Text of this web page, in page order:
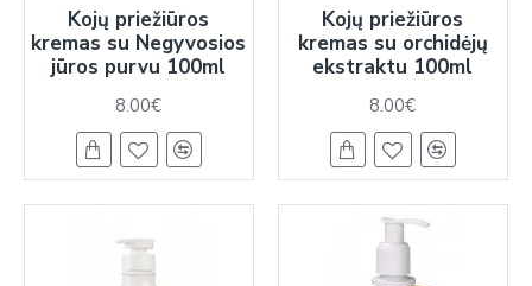
Kojų priežiūros
kremas su Negyvosios
jūros purvu 100ml
8.00€
Kojų priežiūros
kremas su orchidėjų
ekstraktu 100ml
8.00€